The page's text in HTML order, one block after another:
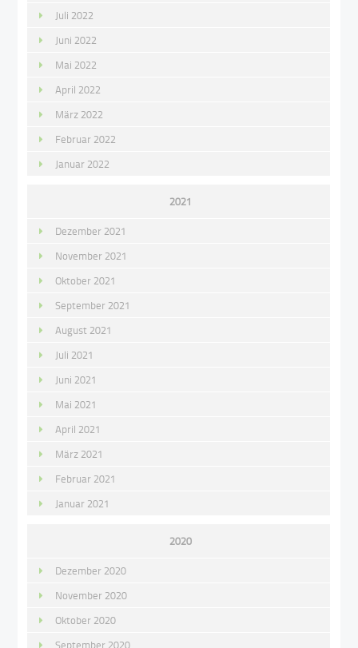
Juli 2022
Juni 2022
Mai 2022
April 2022
März 2022
Februar 2022
Januar 2022
2021
Dezember 2021
November 2021
Oktober 2021
September 2021
August 2021
Juli 2021
Juni 2021
Mai 2021
April 2021
März 2021
Februar 2021
Januar 2021
2020
Dezember 2020
November 2020
Oktober 2020
September 2020